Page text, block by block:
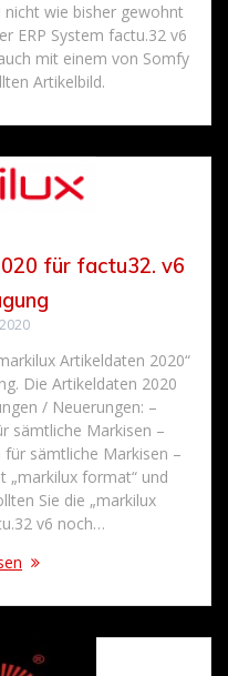
wie bisher gewohnt
ERP System factu.32 v6
mit einem von Somfy
Artikelbild.
für factu32. v6
Artikeldaten 2020“
Die Artikeldaten 2020
/ Neuerungen: –
sämtliche Markisen –
für sämtliche Markisen –
„markilux format“ und
Sie die „markilux
v6 noch…